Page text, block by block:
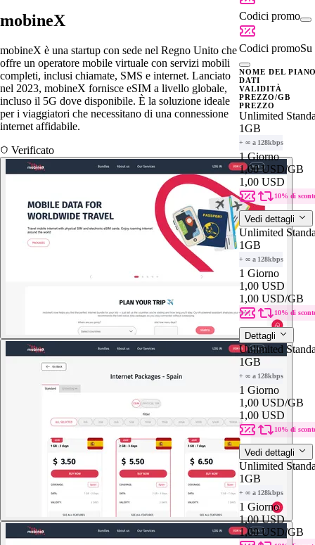
mobineX
mobineX è una startup con sede nel Regno Unito che
offre un operatore mobile virtuale con servizi mobili
completi, inclusi chiamate, SMS e internet. Lanciato
nel 2023, mobineX fornisce eSIM a livello globale,
incluso il 5G dove disponibile. È la soluzione ideale
per i viaggiatori che necessitano di una connessione
internet affidabile.
Verificato
Codici promo
Codici promo
NOME DEL PIANO
DATI
VALIDITÀ
PREZZO/GB
PREZZO
Unlimited
1GB
+ ∞ a 128kbps
1 Giorno
1,00 USD/GB
1,00 USD
10% di
Vedi dettagli
Unlimited
1GB
+ ∞ a 128kbps
1 Giorno
1,00 USD
1,00 USD/GB
10% di
Dettagli
Unlimited
1GB
+ ∞ a 128kbps
1 Giorno
1,00 USD/GB
1,00 USD
10% di
Vedi dettagli
Unlimited
1GB
+ ∞ a 128kbps
1 Giorno
1,00 USD
1,00 USD/GB